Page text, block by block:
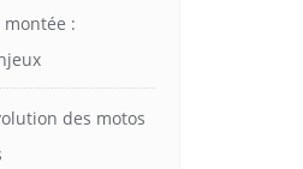
:
des motos